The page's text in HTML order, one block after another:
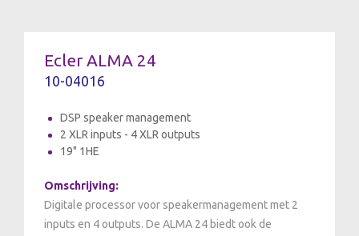
Ecler ALMA 24
10-04016
DSP speaker management
2 XLR inputs - 4 XLR outputs
19" 1HE
Omschrijving:
Digitale processor voor speakermanagement met 2
inputs en 4 outputs. De ALMA 24 biedt ook de